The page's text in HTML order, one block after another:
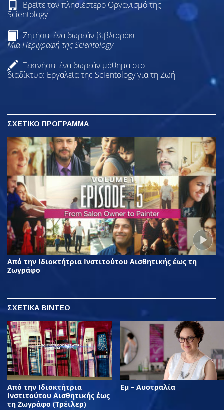
Βρείτε τον πλησιέστερο Οργανισμό της
Scientology
Ζητήστε ένα δωρεάν βιβλιαράκι
Μια Περιγραφή της Scientology
Ξεκινήστε ένα δωρεάν μάθημα στο
διαδίκτυο: Εργαλεία της Scientology για τη Ζωή
ΣΧΕΤΙΚΟ ΠΡΟΓΡΑΜΜΑ
Από την Ιδιοκτήτρια Ινστιτούτου Αισθητικής έως τη
Ζωγράφο
ΣΧΕΤΙΚΑ ΒΙΝΤΕΟ
Από την Ιδιοκτήτρια
Ινστιτούτου Αισθητικής έως
τη Ζωγράφο (Τρέιλερ)
Εμ – Αυστραλία